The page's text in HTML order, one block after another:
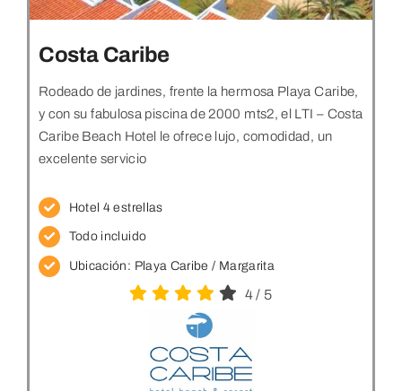
Costa Caribe
Rodeado de jardines, frente la hermosa Playa Caribe,
y con su fabulosa piscina de 2000 mts2, el LTI – Costa
Caribe Beach Hotel le ofrece lujo, comodidad, un
excelente servicio
Hotel 4 estrellas
Todo incluido
Ubicación: Playa Caribe / Margarita
4/ 5